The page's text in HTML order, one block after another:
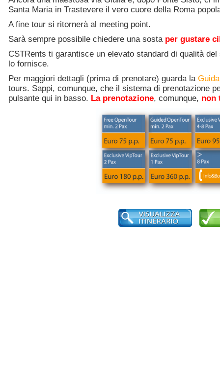
Santa Maria in Trastevere il vero cuore della Roma
A fine tour si ritornerà al meeting point.
Sarà sempre possibile chiedere una sosta per gustare
CSTRents ti garantisce un elevato standard di qualità
lo fornisce.
Per maggiori dettagli (prima di prenotare) guarda la
tours. Sappi, comunque, che il sistema di prenotazione
pulsante qui in basso. La prenotazione, comunque, non